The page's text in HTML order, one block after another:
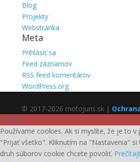
Blog
Projekty
Webstránka
Meta
Prihlásiť sa
Feed záznamov
RSS feed komentárov
WordPress.org
© 2017-2026 motoJuris.sk |
Cookies
Používame cookies. Ak si myslíte, že je to v
"Prijať všetko". Kliknutím na "Nastavenia"
druh súborov cookie chcete povoliť.